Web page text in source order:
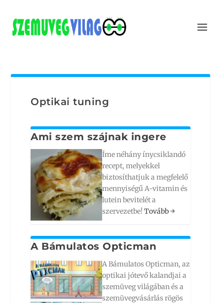
Optikai tuning
Ami szem szájnak ingere
Íme néhány ínycsiklandó
recept, melyekkel
biztosíthatjuk a megfelelő
mennyiségű A-vitamin és
lutein bevitelét a
szervezetbe!Tovább→
A Bámulatos Opticman
A Bámulatos Opticman, az
optikai jótevő kalandjai a
szemüveg világában és a
szemüvegvásárlás rögös